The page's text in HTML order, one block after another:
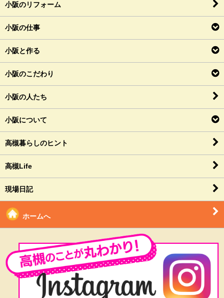
小阪のリフォーム
小阪の仕事
小阪と作る
小阪のこだわり
小阪の人たち
小阪について
高槻暮らしのヒント
高槻Life
現場日記
ホームへ